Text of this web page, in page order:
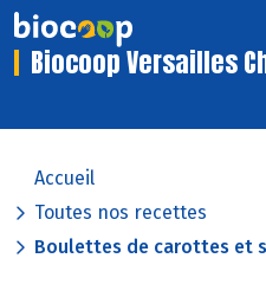
Biocoop Versailles
Accueil
Toutes nos recettes
Boulettes de carottes et